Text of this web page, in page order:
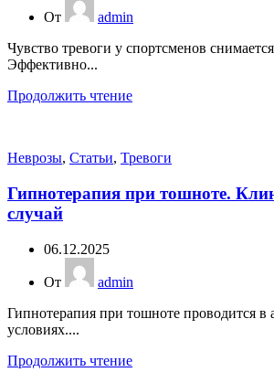
От
admin
Чувство тревоги у спортсменов
Эффективно...
Продолжить чтение
Неврозы, Статьи, Тревоги
Гипнотерапия при тошноте.
случай
06.12.2025
От
admin
Гипнотерапия при тошноте проводится в
условиях....
Продолжить чтение